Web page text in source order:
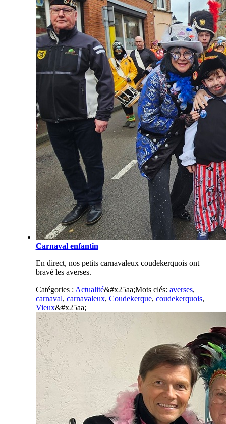
Carnaval enfantin
En direct, nos petits carnavaleux coudekerquois ont
bravé les averses.
Catégories : Actualité&#x25aa;Mots clés: averses,
carnaval, carnavaleux, Coudekerque, coudekerquois,
Vieux&#x25aa;